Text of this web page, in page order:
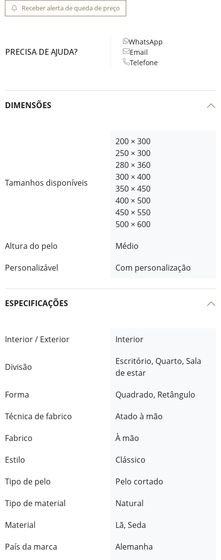
Receber alerta de queda de preço
PRECISA DE AJUDA?
WhatsApp
Email
Telefone
DIMENSÕES
Tamanhos disponíveis
200 × 300
250 × 300
280 × 360
300 × 400
350 × 450
400 × 500
450 × 550
500 × 600
Altura do pelo
Médio
Personalizável
Com personalização
ESPECIFICAÇÕES
Interior / Exterior Interior
Divisão
Escritório, Quarto, Sala
de estar
Forma
Quadrado, Retângulo
Técnica de fabrico
Atado à mão
Fabrico
À mão
Estilo
Clássico
Tipo de pelo
Pelo cortado
Tipo de material
Natural
Material
Lã, Seda
País da marca
Alemanha